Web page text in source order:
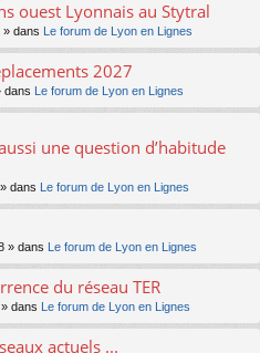
ouest Lyonnais au Stytral
» dans Le forum de Lyon en Lignes
2027
dans Le forum de Lyon en Lignes
une question d’habitude
dans Le forum de Lyon en Lignes
» dans Le forum de Lyon en Lignes
du réseau TER
dans Le forum de Lyon en Lignes
actuels ...